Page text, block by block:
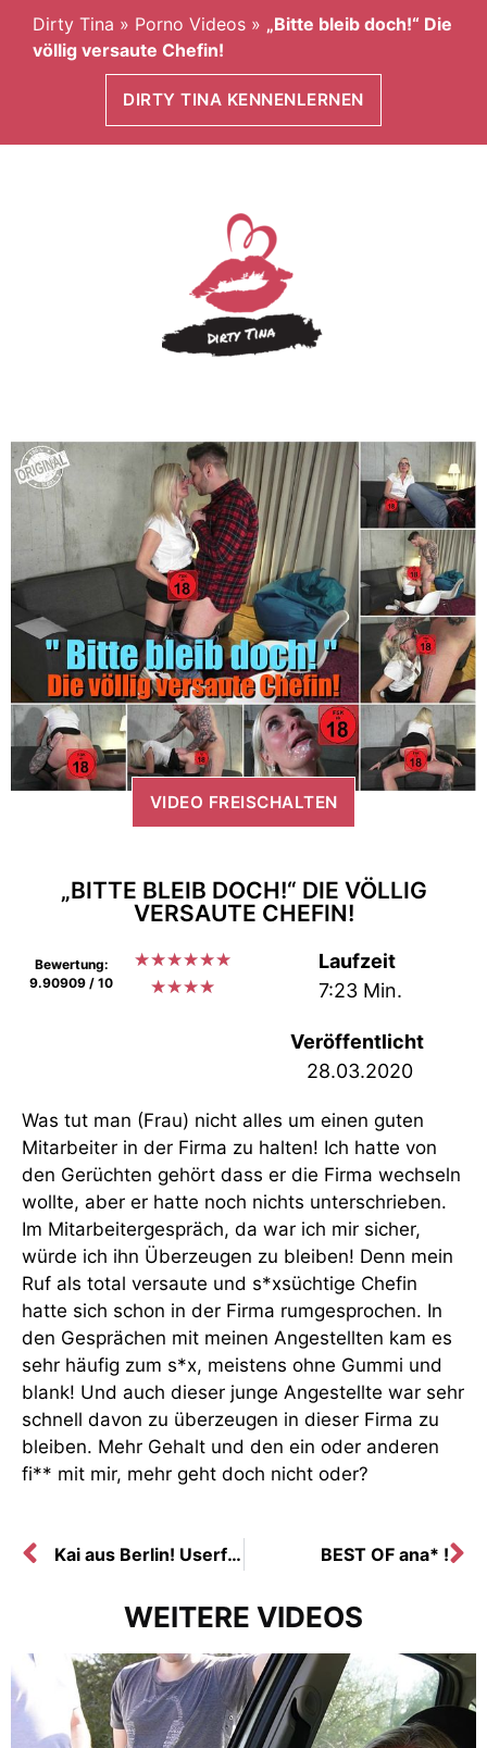
Dirty Tina » Porno Videos » „Bitte bleib doch!“ Die
völlig versaute Chefin!
DIRTY TINA KENNENLERNEN
VIDEO FREISCHALTEN
„BITTE BLEIB DOCH!“ DIE VÖLLIG
VERSAUTE CHEFIN!
Bewertung:
9.90909 / 10
★★★★★★
★★★★
Laufzeit
7:23 Min.
Veröffentlicht
28.03.2020
Was tut man (Frau) nicht alles um einen guten
Mitarbeiter in der Firma zu halten! Ich hatte von
den Gerüchten gehört dass er die Firma wechseln
wollte, aber er hatte noch nichts unterschrieben.
Im Mitarbeitergespräch, da war ich mir sicher,
würde ich ihn Überzeugen zu bleiben! Denn mein
Ruf als total versaute und s*xsüchtige Chefin
hatte sich schon in der Firma rumgesprochen. In
den Gesprächen mit meinen Angestellten kam es
sehr häufig zum s*x, meistens ohne Gummi und
blank! Und auch dieser junge Angestellte war sehr
schnell davon zu überzeugen in dieser Firma zu
bleiben. Mehr Gehalt und den ein oder anderen
fi** mit mir, mehr geht doch nicht oder?
Kai aus Berlin! Userfi** im Hotel! BEST OF ana* !
WEITERE VIDEOS